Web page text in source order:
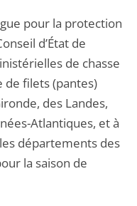
pour la protection
d’État de
de chasse
de filets (pantes)
des Landes,
Atlantiques, et à
départements des
la saison de